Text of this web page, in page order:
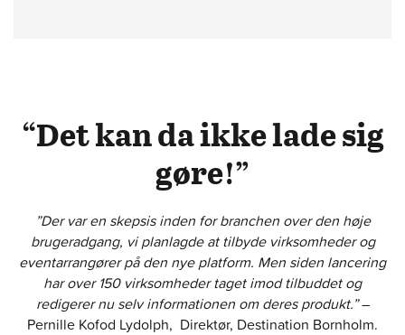
“Det kan da ikke lade sig
gøre!”
”Der var en skepsis inden for branchen over den høje
brugeradgang, vi planlagde at tilbyde virksomheder og
eventarrangører på den nye platform. Men siden lancering
har over 150 virksomheder taget imod tilbuddet og
redigerer nu selv informationen om deres produkt.”–
Pernille Kofod Lydolph, Direktør, Destination Bornholm.